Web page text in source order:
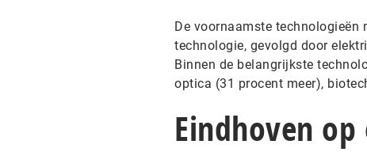
De voornaamste technologieën
technologie, gevolgd door
Binnen de belangrijkste
optica (31 procent meer),
Eindhoven op